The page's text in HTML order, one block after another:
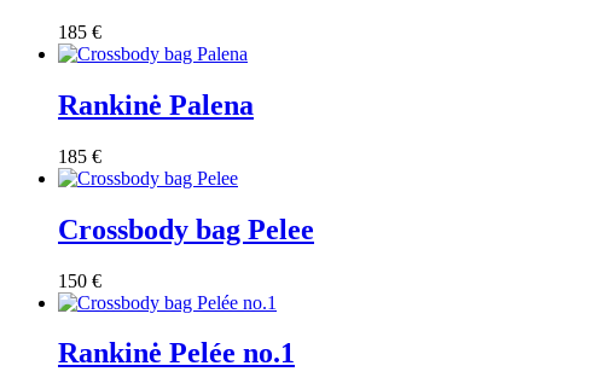
185 €
Rankinė Palena
185 €
Crossbody bag Pelee
150 €
Rankinė Pelée no.1